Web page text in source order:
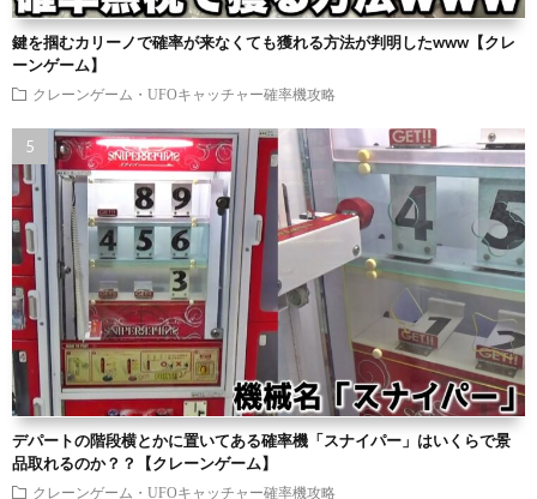
鍵を掴むカリーノで確率が来なくても獲れる方法が判明したwww【クレ
ーンゲーム】
クレーンゲーム・UFOキャッチャー確率機攻略
デパートの階段横とかに置いてある確率機「スナイパー」はいくらで景
品取れるのか？？【クレーンゲーム】
クレーンゲーム・UFOキャッチャー確率機攻略